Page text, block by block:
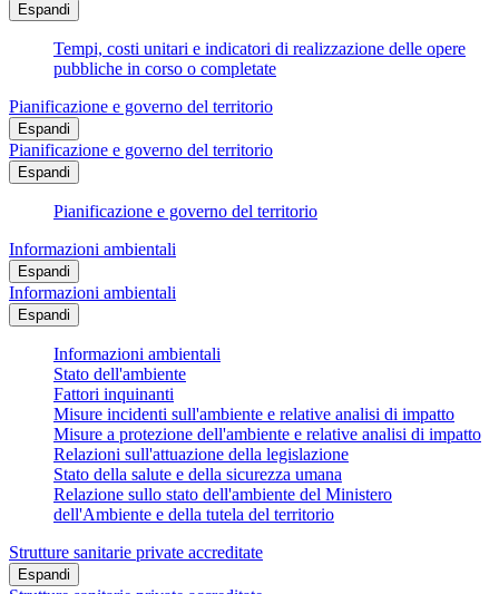
Espandi
Tempi, costi unitari e indicatori di realizzazione delle opere
pubbliche in corso o completate
Pianificazione e governo del territorio
Espandi
Pianificazione e governo del territorio
Espandi
Pianificazione e governo del territorio
Informazioni ambientali
Espandi
Informazioni ambientali
Espandi
Informazioni ambientali
Stato dell'ambiente
Fattori inquinanti
Misure incidenti sull'ambiente e relative analisi di impatto
Misure a protezione dell'ambiente e relative analisi di impatto
Relazioni sull'attuazione della legislazione
Stato della salute e della sicurezza umana
Relazione sullo stato dell'ambiente del Ministero
dell'Ambiente e della tutela del territorio
Strutture sanitarie private accreditate
Espandi